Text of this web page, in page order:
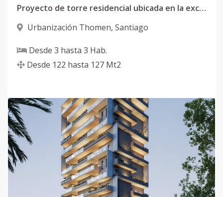
Proyecto de torre residencial ubicada en la exclusiva urbanización Thomen, Santiago.
Urbanización Thomen, Santiago
Desde 3 hasta 3 Hab.
Desde 122 hasta 127 Mt2